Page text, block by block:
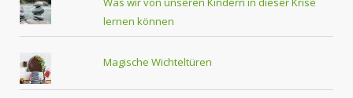
lernen können
Magische Wichteltüren